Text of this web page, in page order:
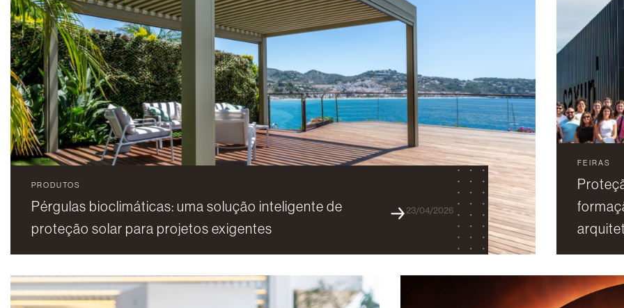
PRODUTOS
Pérgulas bioclimáticas: uma solução inteligente de
proteção solar para projetos exigentes
23/04/2026
FEIRAS